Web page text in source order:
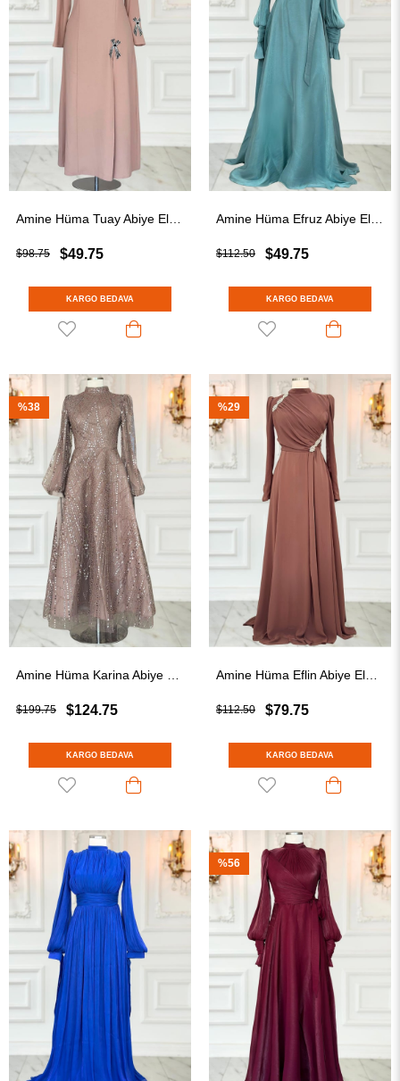
$49.75
$98.75
KARGO BEDAVA
$49.75
$112.50
KARGO BEDAVA
$124.75
$199.75
KARGO BEDAVA
%38
$79.75
$112.50
KARGO BEDAVA
%29
%56